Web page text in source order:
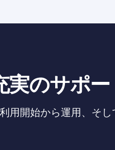
実のサポー
開始から運用、そし